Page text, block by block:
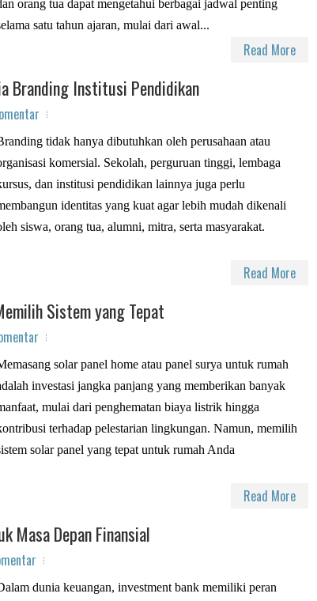
orang tua dapat mengetahui berbagai jadwal penting
satu tahun ajaran, mulai dari awal...
Read More
Branding Institusi Pendidikan
tidak hanya dibutuhkan oleh perusahaan atau
komersial. Sekolah, perguruan tinggi, lembaga
dan institusi pendidikan lainnya juga perlu
identitas yang kuat agar lebih mudah dikenali
siswa, orang tua, alumni, mitra, serta masyarakat.
Read More
Sistem yang Tepat
solar panel home atau panel surya untuk rumah
investasi jangka panjang yang memberikan banyak
mulai dari penghematan biaya listrik hingga
terhadap pelestarian lingkungan. Namun, memilih
solar panel yang tepat untuk rumah Anda
Read More
Masa Depan Finansial
dunia keuangan, investment bank memiliki peran